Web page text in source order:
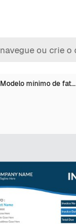
Modelo mínimo de fat…